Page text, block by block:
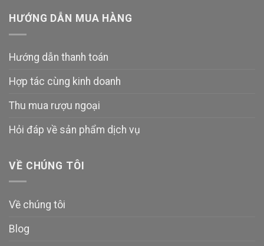
HƯỚNG DẪN MUA HÀNG
Hướng dẫn thanh toán
Hợp tác cùng kinh doanh
Thu mua rượu ngoại
Hỏi đáp về sản phẩm dịch vụ
VỀ CHÚNG TÔI
Về chúng tôi
Blog